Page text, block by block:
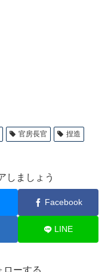
官房長官
捏造
しましょう
Facebook
LINE
ローする